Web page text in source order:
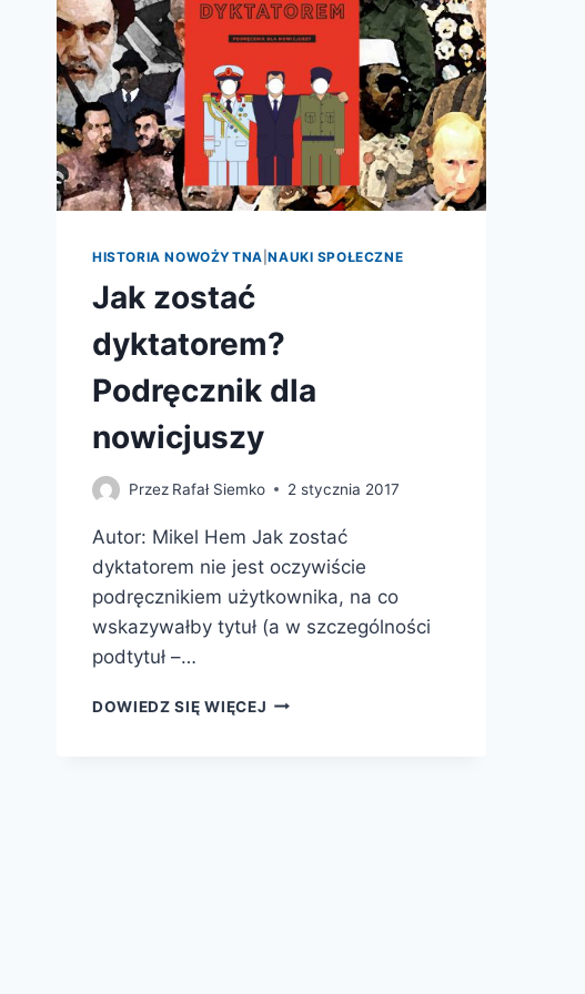
HISTORIA NOWOŻYTNA |NAUKI SPOŁECZNE
Jak zostać
dyktatorem?
Podręcznik dla
nowicjuszy
Przez Rafał Siemko 2 stycznia 2017
Autor: Mikel Hem Jak zostać
dyktatorem nie jest oczywiście
podręcznikiem użytkownika, na co
wskazywałby tytuł (a w szczególności
podtytuł –…
DOWIEDZ SIĘ WIĘCEJ JAK